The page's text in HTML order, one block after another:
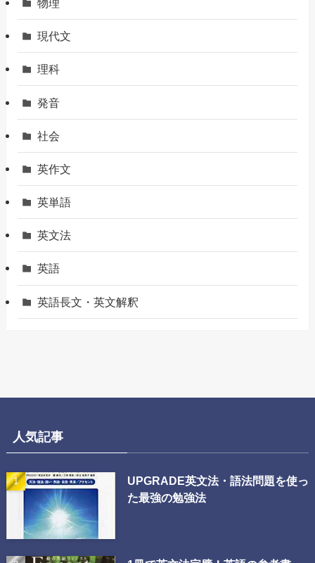
物理
現代文
理科
発音
社会
英作文
英単語
英文法
英語
英語長文・英文解釈
人気記事
UPGRADE英文法・語法問題を使っ
た最強の勉強法